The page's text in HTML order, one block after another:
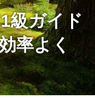
級ガイド
率よく